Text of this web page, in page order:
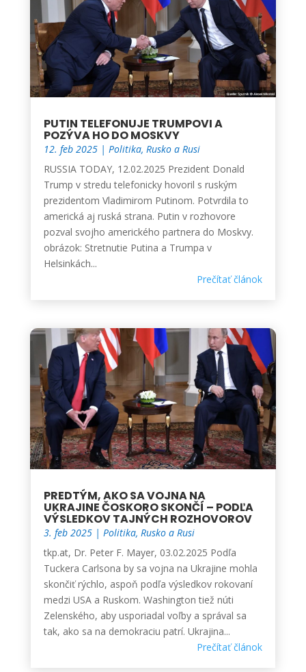
PUTIN TELEFONUJE TRUMPOVI A
POZÝVA HO DO MOSKVY
12. feb 2025| Politika, Rusko a Rusi
RUSSIA TODAY, 12.02.2025 Prezident Donald
Trump v stredu telefonicky hovoril s ruským
prezidentom Vladimirom Putinom. Potvrdila to
americká aj ruská strana. Putin v rozhovore
pozval svojho amerického partnera do Moskvy.
obrázok: Stretnutie Putina a Trumpa v
Helsinkách...
Prečítať článok
PREDTÝM, AKO SA VOJNA NA
UKRAJINE ČOSKORO SKONČÍ – PODĽA
VÝSLEDKOV TAJNÝCH ROZHOVOROV
3. feb 2025| Politika, Rusko a Rusi
tkp.at, Dr. Peter F. Mayer, 03.02.2025 Podľa
Tuckera Carlsona by sa vojna na Ukrajine mohla
skončiť rýchlo, aspoň podľa výsledkov rokovaní
medzi USA a Ruskom. Washington tiež núti
Zelenského, aby usporiadal voľby a správal sa
tak, ako sa na demokraciu patrí. Ukrajina...
Prečítať článok